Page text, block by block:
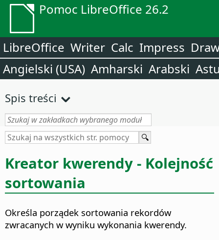
Pomoc LibreOffice 26.2
LibreOffice Writer Calc Impress
Angielski (USA) Amharski Arabski
Spis treści
Kreator kwerendy - Kolejność
sortowania
Określa porządek sortowania rekordów
zwracanych w wyniku wykonania kwerendy.